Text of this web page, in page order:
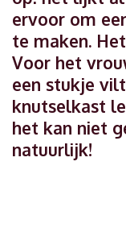
ervoor om
te maken.
Voor het
een stukje
knutselkast
het kan niet
natuurlijk!